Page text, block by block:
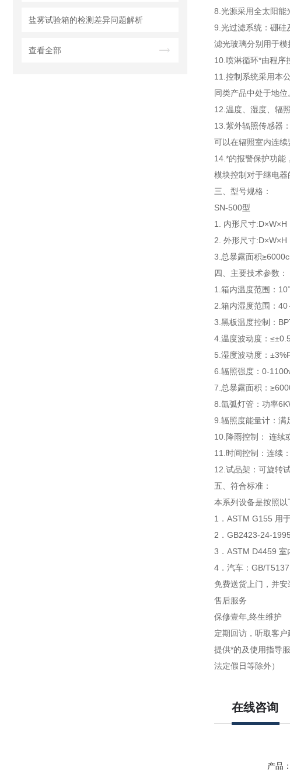
盐雾试验箱的检测差异问题解析
查看全部
8.光源采用全太阳能
9.光过滤系统：硼硅
滤光玻璃分别用于模
10.喷淋循环*由程序
11.控制系统采用本
同类产品中处于地位
12.温度、湿度、辐
13.紫外辐照传感器
可以在辐照室内连续
14.*的报警保护功能
模块控制对于继电器
三、 型号规格：
SN-500型
1. 内形尺寸
2. 外形尺寸
3.总暴露面积
四、主要技术参数：
1.箱内温度范围：
2.箱内湿度范围：40
3.黑板温度控制：
4.温度波动度：
5.湿度波动度：
6.辐照强度：0-
7.总暴露面积：
8.氙弧灯管：功率
9.辐照度能量计：满
10.降雨控制： 连续
11.时间控制：连续
12.试品架：可旋转
五、 符合标准：
本系列设备是按照以
1．ASTM G155 用
2．GB2423-24-
3．ASTM D4459 室
4．汽车：GB/
免费送货上门，并安
售后服务
保修壹年,终生维护
定期回访，听取客户
提供*的及使用指导
法定假日等除外）
在线咨询
产品：